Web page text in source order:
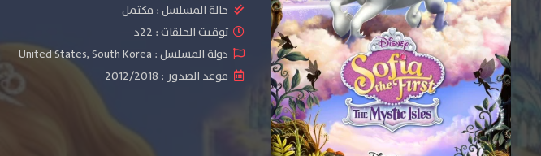
حالة المسلسل : مكتمل
توقيت الحلقات : 22د
دولة المسلسل : United States, South Korea
موعد الصدور : 2012/2018